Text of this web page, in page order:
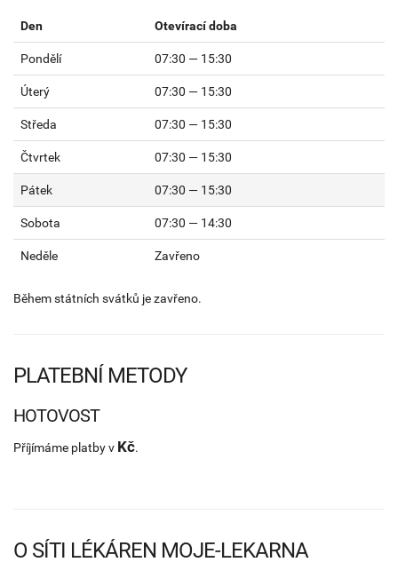
Den Otevírací doba
Pondělí 07:30 — 15:30
Úterý 07:30 — 15:30
Středa 07:30 — 15:30
Čtvrtek 07:30 — 15:30
Pátek 07:30 — 15:30
Sobota 07:30 — 14:30
Neděle Zavřeno
Během státních svátků je zavřeno.
PLATEBNÍ METODY
HOTOVOST
Příjímáme platby v Kč.
O SÍTI LÉKÁREN MOJE-LEKARNA